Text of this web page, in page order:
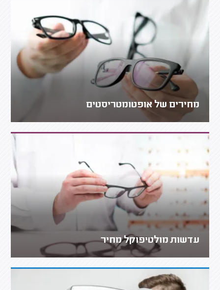
מחירים של אופטומטריסטים
עדשות מולטיפוקל מחיר